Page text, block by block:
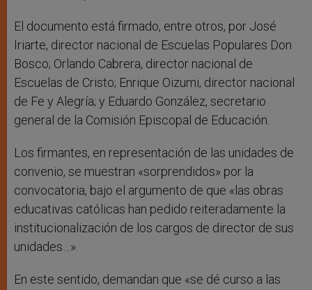
El documento está firmado, entre otros, por José
Iriarte, director nacional de Escuelas Populares Don
Bosco; Orlando Cabrera, director nacional de
Escuelas de Cristo; Enrique Oizumi, director nacional
de Fe y Alegría; y Eduardo González, secretario
general de la Comisión Episcopal de Educación.
Los firmantes, en representación de las unidades de
convenio, se muestran «sorprendidos» por la
convocatoria, bajo el argumento de que «las obras
educativas católicas han pedido reiteradamente la
institucionalización de los cargos de director de sus
unidades…».
En este sentido, demandan que «se dé curso a las